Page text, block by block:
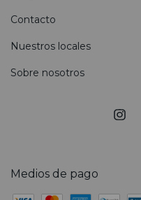
Contacto
Nuestros locales
Sobre nosotros
Medios de pago